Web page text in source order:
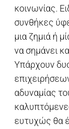
κοινωνίας.
συνθήκες
μια ζημιά ή
να σημάνει
Υπάρχουν
αδυναμίας
ευτυχώς θα